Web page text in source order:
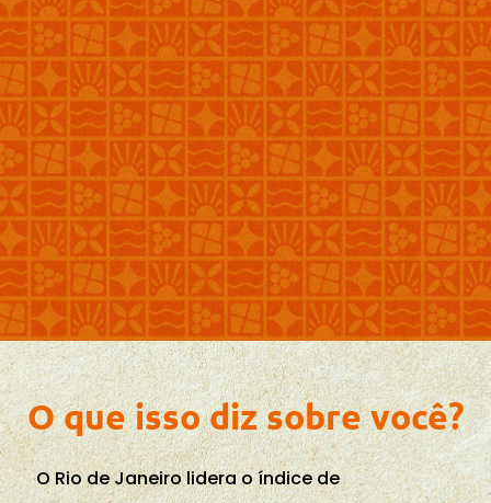
O que isso diz sobre você?
O Rio de Janeiro lidera o índice de